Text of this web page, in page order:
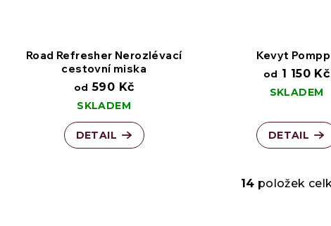
Road Refresher Nerozlévací
cestovní miska
od 590 Kč
SKLADEM
DETAIL
Kevyt
od 1 150 Kč
SKLADEM
DETAIL
14 položek